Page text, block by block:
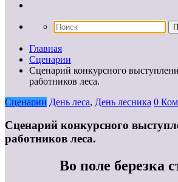
Главная
Сценарии
Сценарий конкурсного
работников леса.
Сценарии День леса, День лесника 0
Сценарий конкурсного
работников леса.
Во поле березка